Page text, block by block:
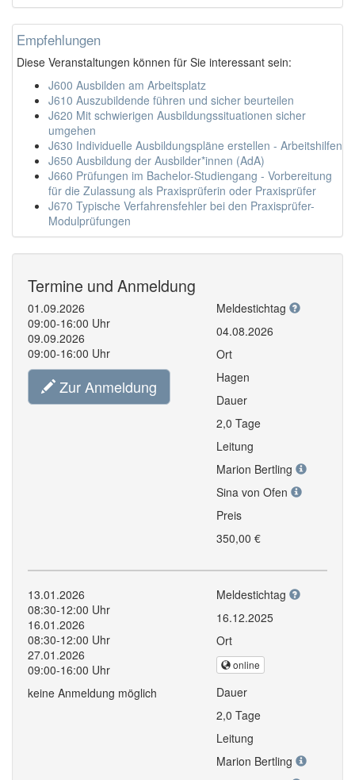
Empfehlungen
Diese Veranstaltungen können für Sie interessant sein:
J600 Ausbilden am Arbeitsplatz
J610 Auszubildende führen und sicher beurteilen
J620 Mit schwierigen Ausbildungssituationen sicher
umgehen
J630 Individuelle Ausbildungspläne erstellen - Arbeitshilfen
J650 Ausbildung der Ausbilder*innen (AdA)
J660 Prüfungen im Bachelor-Studiengang - Vorbereitung
für die Zulassung als Praxisprüferin oder Praxisprüfer
J670 Typische Verfahrensfehler bei den Praxisprüfer-
Modulprüfungen
Termine und Anmeldung
01.09.2026
09:00-16:00 Uhr
09.09.2026
09:00-16:00 Uhr
Zur Anmeldung
Meldestichtag
04.08.2026
Ort
Hagen
Dauer
2,0 Tage
Leitung
Marion Bertling
Sina von Ofen
Preis
350,00 €
13.01.2026
08:30-12:00 Uhr
16.01.2026
08:30-12:00 Uhr
27.01.2026
09:00-16:00 Uhr
keine Anmeldung möglich
Meldestichtag
16.12.2025
Ort
online
Dauer
2,0 Tage
Leitung
Marion Bertling